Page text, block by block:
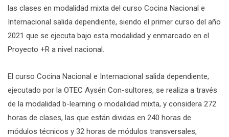
las clases en modalidad mixta del curso Cocina Nacional e
Internacional salida dependiente, siendo el primer curso del año
2021 que se ejecuta bajo esta modalidad y enmarcado en el
Proyecto +R a nivel nacional.
El curso Cocina Nacional e Internacional salida dependiente,
ejecutado por la OTEC Aysén Con-sultores, se realiza a través
de la modalidad b-learning o modalidad mixta, y considera 272
horas de clases, las que están dividas en 240 horas de
módulos técnicos y 32 horas de módulos transversales,